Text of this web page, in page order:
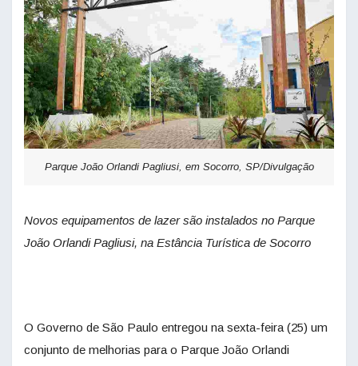
Parque João Orlandi Pagliusi, em Socorro, SP/Divulgação
Novos equipamentos de lazer são instalados no Parque
João Orlandi Pagliusi, na Estância Turística de Socorro
O Governo de São Paulo entregou na sexta-feira (25) um
conjunto de melhorias para o Parque João Orlandi